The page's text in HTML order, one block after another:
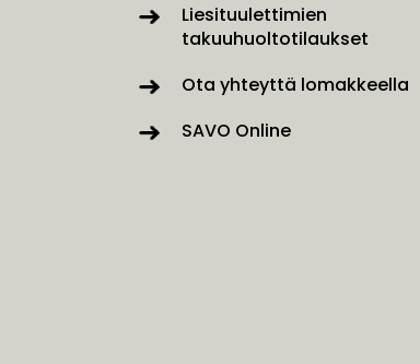
Liesituulettimien
takuuhuoltotilaukset
Ota yhteyttä lomakkeella
SAVO Online